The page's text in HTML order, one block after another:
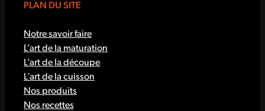
PLAN DU SITE
Notre savoir faire
L’art de la maturation
L’art de la découpe
L’art de la cuisson
Nos produits
Nos recettes